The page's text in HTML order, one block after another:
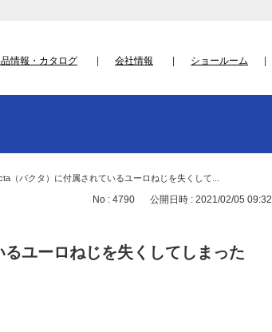
情報・カタログ 会社情報 ショールーム
（パクタ）に付属されているユーロねじを失くして...
No : 4790 公開日時 : 2021/02/05 09:32
ユーロねじを失くしてしまった